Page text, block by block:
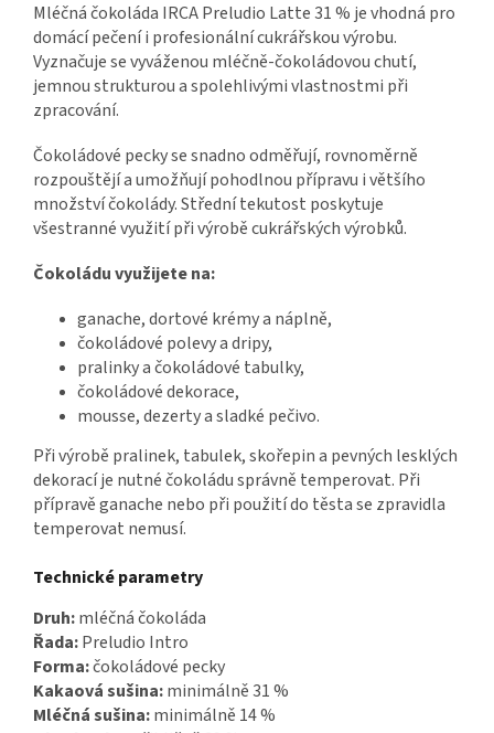
Mléčná čokoláda IRCA Preludio Latte 31 % je vhodná pro
domácí pečení i profesionální cukrářskou výrobu.
Vyznačuje se vyváženou mléčně-čokoládovou chutí,
jemnou strukturou a spolehlivými vlastnostmi při
zpracování.
Čokoládové pecky se snadno odměřují, rovnoměrně
rozpouštějí a umožňují pohodlnou přípravu i většího
množství čokolády. Střední tekutost poskytuje
všestranné využití při výrobě cukrářských výrobků.
Čokoládu využijete na:
ganache, dortové krémy a náplně,
čokoládové polevy a dripy,
pralinky a čokoládové tabulky,
čokoládové dekorace,
mousse, dezerty a sladké pečivo.
Při výrobě pralinek, tabulek, skořepin a pevných lesklých
dekorací je nutné čokoládu správně temperovat. Při
přípravě ganache nebo při použití do těsta se zpravidla
temperovat nemusí.
Technické parametry
Druh:mléčná čokoláda
Řada:Preludio Intro
Forma:čokoládové pecky
Kakaová sušina:minimálně 31 %
Mléčná sušina:minimálně 14 %